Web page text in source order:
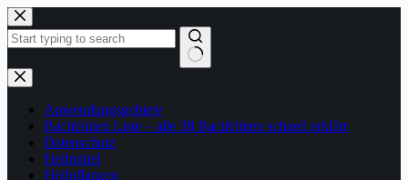
Zum
Inhalt
springen
Keine
Ergebnisse
Anwendungsgebiete
Bachblüten Liste – alle 38 Bachblüten schnell erklärt
Datenschutz
Heilmittel
Heilpflanzen